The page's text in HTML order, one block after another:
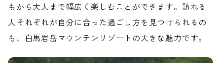
もから大人まで幅広く楽しむことができます。訪れる
人それぞれが自分に合った過ごし方を見つけられるの
も、白馬岩岳マウンテンリゾートの大きな魅力です。